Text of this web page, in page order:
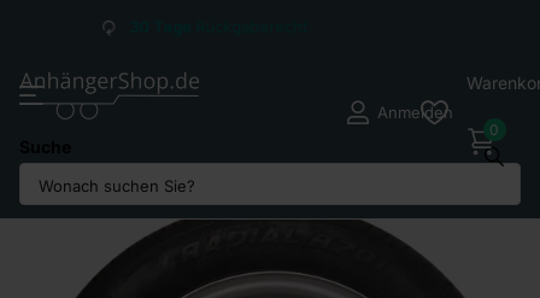
Anmelden
0
Teilen Sie